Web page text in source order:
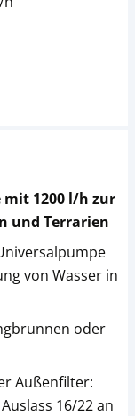
mit 1200 l/h zur
und Terrarien
von Wasser in
oder
Außenfilter:
16/22 an